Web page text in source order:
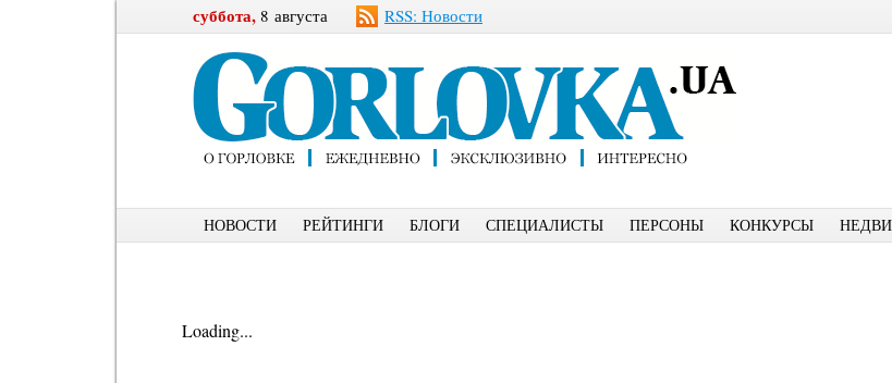
суббота, 8 августа RSS: Новости
НОВОСТИ РЕЙТИНГИ БЛОГИ СПЕЦИАЛИСТЫ ПЕРСОНЫ КОНКУРСЫ
Loading...